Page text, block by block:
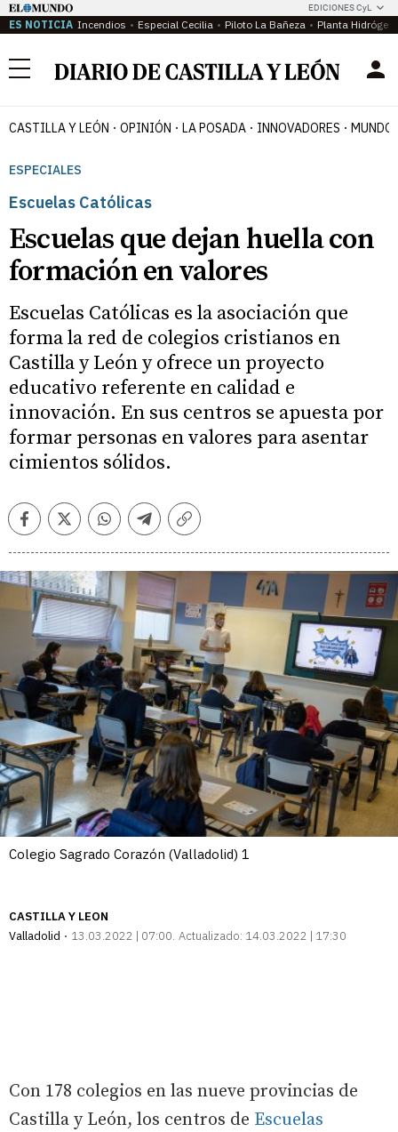
EDICIONES CyL
ES NOTICIA Incendios Especial Cecilia Piloto La Bañeza Planta
Menú
CASTILLA Y LEÓN OPINIÓN LA POSADA INNOVADORES MUNDO
ESPECIALES
Escuelas Católicas
Escuelas que dejan huella con
formación en valores
Escuelas Católicas es la asociación que
forma la red de colegios cristianos en
Castilla y León y ofrece un proyecto
educativo referente en calidad e
innovación. En sus centros se apuesta por
formar personas en valores para asentar
cimientos sólidos.
FacebookTwitterWhatsappTelegramCopiar
Colegio Sagrado Corazón (Valladolid) 1
CASTILLA Y LEON
Valladolid
13.03.2022 | 07:00 Actualizado: 14.03.2022 | 17:30
Con 178 colegios en las nueve provincias de
Castilla y León, los centros de Escuelas